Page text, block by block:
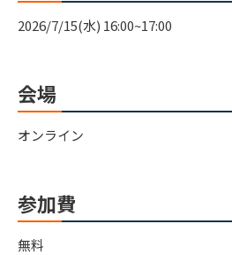
2026/7/15(水) 16:00~17:00
会場
オンライン
参加費
無料